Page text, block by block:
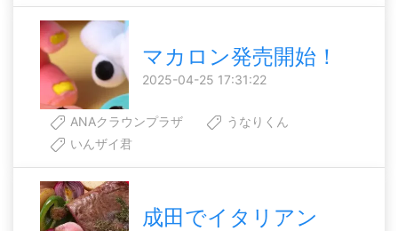
マカロン発売開始！
2025-04-25 17:31:22
ANAクラウンプラザ
うなりくん
いんザイ君
成田でイタリアン